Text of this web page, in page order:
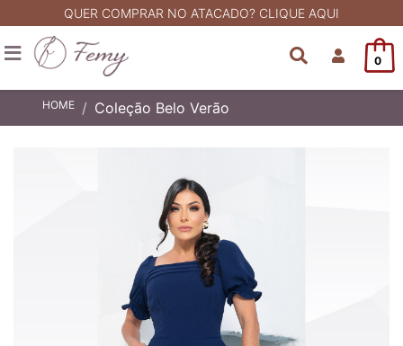
QUER COMPRAR NO ATACADO? CLIQUE AQUI
0
HOME Coleção Belo Verão